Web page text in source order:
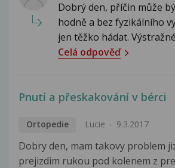
Dobrý den, příčin může
hodně a bez fyzikálního
jen těžko hádat.
Celá odpověď
Pnutí a přeskakování v bérci
Ortopedie Lucie 9.3.2017
Dobry den, mam takovy problem
prejizdim rukou pod kolenem z